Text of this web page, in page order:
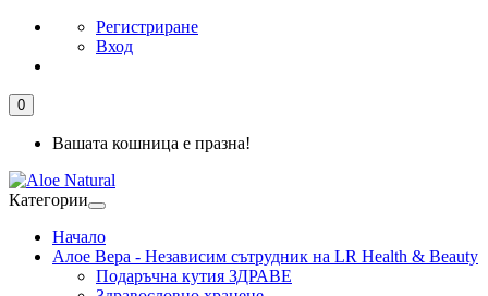
Регистриране
Вход
0
Вашата кошница е празна!
Категории
Начало
Алое Вера - Независим сътрудник на LR Health & Beauty
Подаръчна кутия ЗДРАВЕ